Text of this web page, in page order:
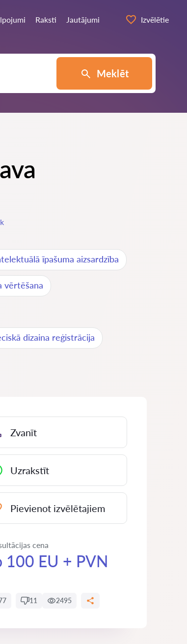
Raksti Jautājumi Izvēlētie
Meklēt
īpašuma aizsardzība
vērtēšana
dizaina reģistrācija
Zvanīt
Uzrakstīt
Pievienot izvēlētajiem
cena
100 EU + PVN
11 2495